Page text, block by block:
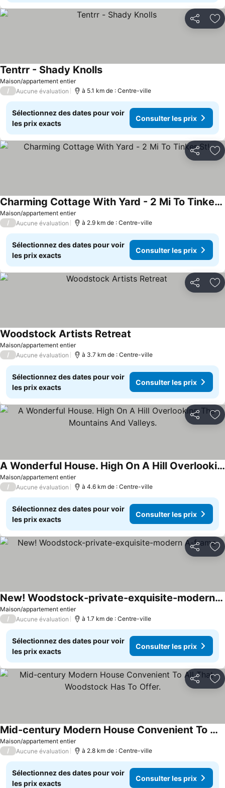
Partager
Maison/appartement entier
Tentrr - Shady Knolls
/ Aucune évaluation à 5.1 km de : Centre-ville
Sélectionnez des dates pour voir
les prix exacts
Consulter les prix
Partager
Maison/appartement entier
Charming Cottage With Yard - 2 Mi To Tinker St!
/ Aucune évaluation à 2.9 km de : Centre-ville
Sélectionnez des dates pour voir
les prix exacts
Consulter les prix
Partager
Maison/appartement entier
Woodstock Artists Retreat
/ Aucune évaluation à 3.7 km de : Centre-ville
Sélectionnez des dates pour voir
les prix exacts
Consulter les prix
Partager
Maison/appartement entier
A Wonderful House. High On A Hill Overlooking The Mountains And Valleys.
/ Aucune évaluation à 4.6 km de : Centre-ville
Sélectionnez des dates pour voir
les prix exacts
Consulter les prix
Partager
Maison/appartement entier
New! Woodstock-private-exquisite-modern A-frame
/ Aucune évaluation à 1.7 km de : Centre-ville
Sélectionnez des dates pour voir
les prix exacts
Consulter les prix
Partager
Maison/appartement entier
Mid-century Modern House Convenient To All That Woodstock Has To Offer.
/ Aucune évaluation à 2.8 km de : Centre-ville
Sélectionnez des dates pour voir
les prix exacts
Consulter les prix